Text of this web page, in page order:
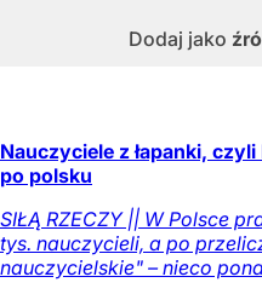
Dodaj jako
Nauczyciele z łapanki,
po polsku
SIŁĄ RZECZY || W Polsce
tys. nauczycieli, a po
nauczycielskie" – nieco